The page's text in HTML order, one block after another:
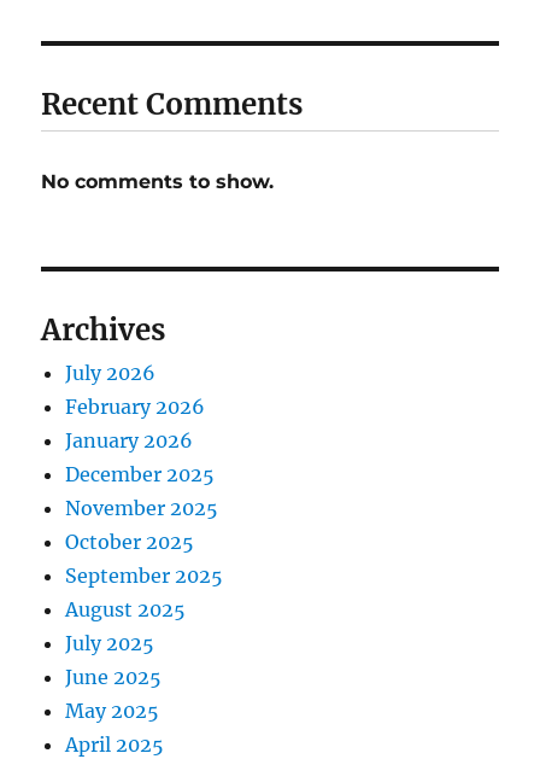
Recent Comments
No comments to show.
Archives
July 2026
February 2026
January 2026
December 2025
November 2025
October 2025
September 2025
August 2025
July 2025
June 2025
May 2025
April 2025